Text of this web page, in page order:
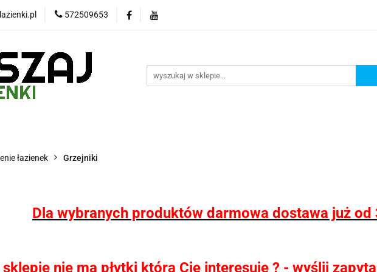
572509653
Płytki Panele wodoodporne MHC
Wyposażenie kuchni Konfigurator kabin Kerria
łazienek Grzejniki
Dla wybranych produktów darmowa dostawa już od
sklepie nie ma płytki która Cię interesuje ? - wyślij